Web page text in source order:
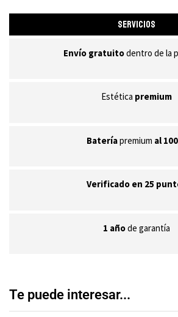
SERVICIOS
Envío gratuitodentro de la
Estética premium
Bateríapremium al
Verificado en 25
1 añode garantía
Te puede interesar...